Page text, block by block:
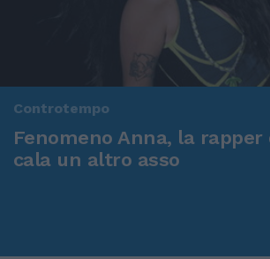
Controtempo
Fenomeno Anna, la rapper
cala un altro asso